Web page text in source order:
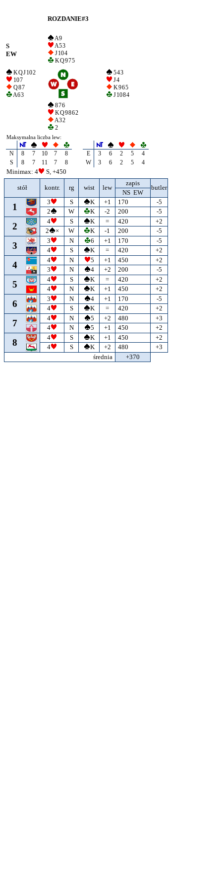
ROZDANIE#3
S
EW
A 9
A 5 3
J 10 4
K Q 9 7 5
K Q J 10 2
10 7
Q 8 7
A 6 3
5 4 3
J 4
K 9 6 5
J 10 8 4
8 7 6
K Q 9 8 6 2
A 3 2
2
Maksymalna liczba lew:
N 8 7 10 7 8 E 3 6 2 5
4
S
8 7 11 7 8 W 3 6 2 5 4
Minimax: 4 S, +450
stół kontr. rg wist lew
zapis
butler
NS EW
1 3 S K +1 170
-5
2
W K -2 200 -5
2 4 S K = 420
+2
2
× W K -1 200 -5
3 3 N 6 +1 170
-5
4
S K = 420 +2
4 4 N 5 +1 450
+2
3
N 4 +2 200 -5
5 4 S K = 420
+2
4
N K +1 450 +2
6 3 N 4 +1 170
-5
4
S K = 420 +2
7 4 N 5 +2 480
+3
4
N 5 +1 450 +2
8 4 S K +1 450
+2
4
S K +2 480
+3
średnia
+370